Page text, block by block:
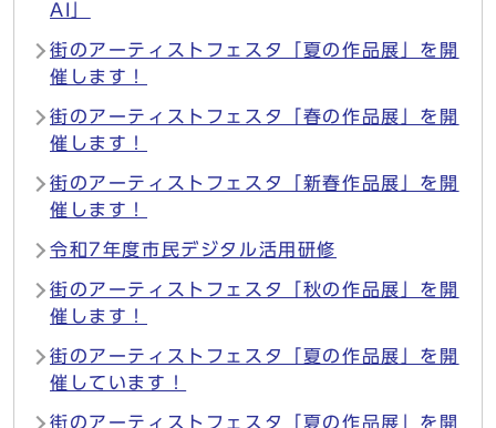
AI」
街のアーティストフェスタ「夏の作品展」を開
催します！
街のアーティストフェスタ「春の作品展」を開
催します！
街のアーティストフェスタ「新春作品展」を開
催します！
令和7年度市民デジタル活用研修
街のアーティストフェスタ「秋の作品展」を開
催します！
街のアーティストフェスタ「夏の作品展」を開
催しています！
街のアーティストフェスタ「夏の作品展」を開